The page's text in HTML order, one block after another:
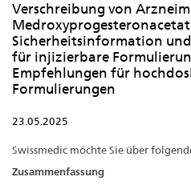
Verschreibung von
Sicherheitsinformation
für injizierbare
Empfehlungen für
Formulierungen
23.05.2025
Swissmedic möchte Sie über
Zusammenfassung